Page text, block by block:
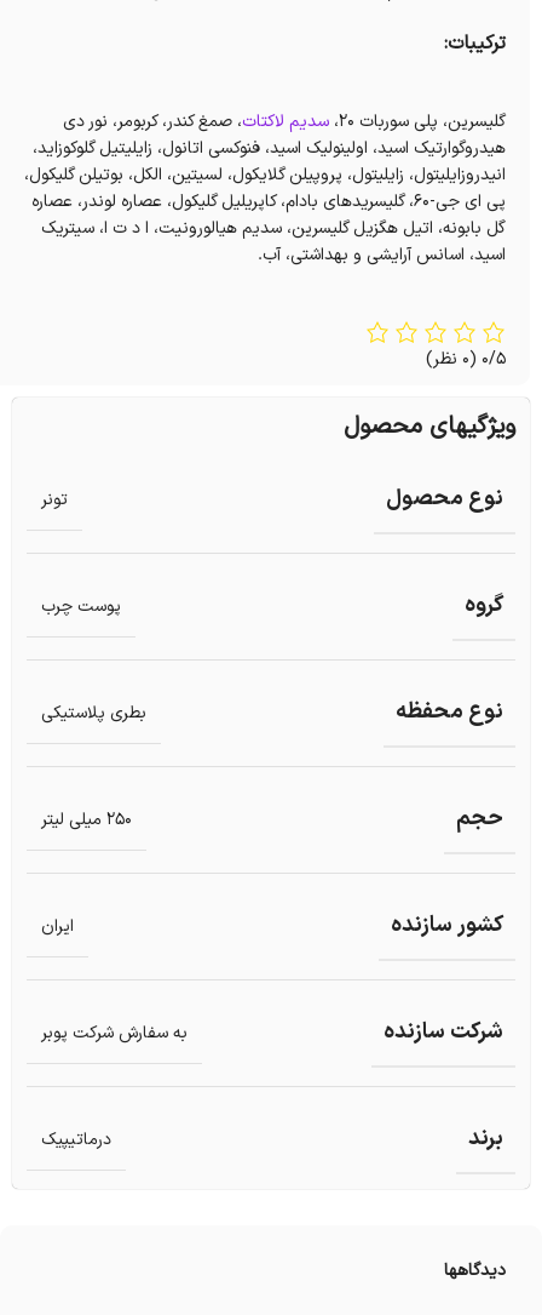
ترکیبات:
گلیسرین، پلی سوربات 20، سدیم لاکتات، صمغ کندر، کربومر، نور دی
هیدروگوارتیک اسید، اولینولیک اسید، فنوکسی اتانول، زایلیتیل گلوکوزاید،
انیدروزایلیتول، زایلیتول، پروپیلن گلایکول، لسیتین، الکل، بوتیلن گلیکول،
پی ای جی-60، گلیسریدهای بادام، کاپریلیل گلیکول، عصاره لوندر، عصاره
گل بابونه، اتیل هگزیل گلیسرین، سدیم هیالورونیت، ا د ت ا، سیتریک
اسید، اسانس آرایشی و بهداشتی، آب.
0/5 (0 نظر)
ویژگیهای محصول
نوع محصول تونر
گروه پوست چرب
نوع محفظه بطری پلاستیکی
حجم 250 میلی لیتر
کشور سازنده ایران
شرکت سازنده به سفارش شرکت پوبر
برند درماتیپیک
دیدگاهها